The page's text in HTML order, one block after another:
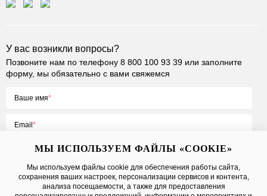
У вас возникли вопросы?
Позвоните нам по телефону 8 800 100 93 39 или заполните
форму, мы обязательно с вами свяжемся
Ваше имя
Email
Нажимая на кнопку «Отправить», вы принимаете условияПубличной
оферты, даетесогласие на обработку персональных данных
МЫ ИСПОЛЬЗУЕМ ФАЙЛЫ «COOKIE»
Мы используем файлы cookie для обеспечения работы сайта,
сохранения ваших настроек, персонализации сервисов и контента,
анализа посещаемости, а также для предоставления